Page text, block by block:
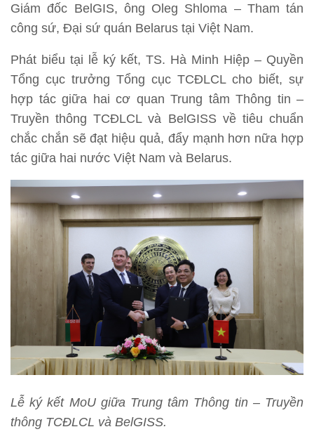
Giám đốc BelGIS, ông Oleg Shloma – Tham tán
công sứ, Đại sứ quán Belarus tại Việt Nam.
Phát biểu tại lễ ký kết, TS. Hà Minh Hiệp – Quyền
Tổng cục trưởng Tổng cục TCĐLCL cho biết, sự
hợp tác giữa hai cơ quan Trung tâm Thông tin –
Truyền thông TCĐLCL và BelGISS về tiêu chuẩn
chắc chắn sẽ đạt hiệu quả, đẩy mạnh hơn nữa hợp
tác giữa hai nước Việt Nam và Belarus.
Lễ ký kết MoU giữa Trung tâm Thông tin – Truyền
thông TCĐLCL và BelGISS.